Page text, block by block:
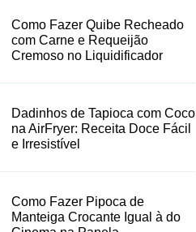
Como Fazer Quibe Recheado
com Carne e Requeijão
Cremoso no Liquidificador
Dadinhos de Tapioca com Coco
na AirFryer: Receita Doce Fácil
e Irresistível
Como Fazer Pipoca de
Manteiga Crocante Igual à do